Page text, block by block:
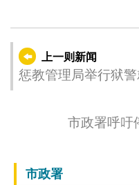
上一则新闻
惩教管理局举行狱
市政署呼吁
市政署